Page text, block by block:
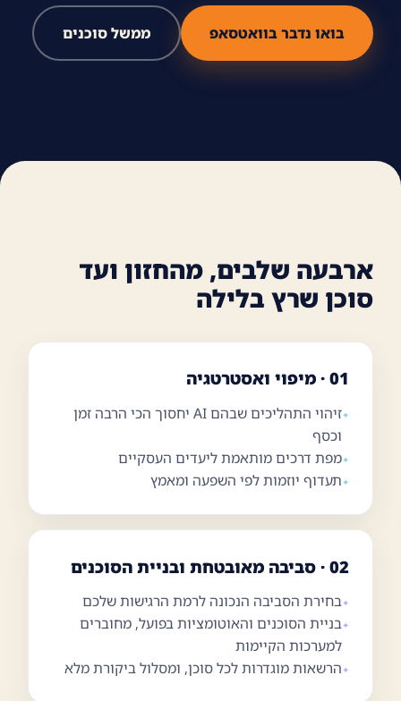
בואו נדבר בוואטסאפ ממשל סוכנים
ארבעה שלבים, מהחזון ועד
סוכן שרץ בלילה
01 · מיפוי ואסטרטגיה
זיהוי התהליכים שבהם AI יחסוך הכי הרבה זמן
וכסף
מפת דרכים מותאמת ליעדים העסקיים
תעדוף יוזמות לפי השפעה ומאמץ
02 · סביבה מאובטחת ובניית הסוכנים
בחירת הסביבה הנכונה לרמת הרגישות שלכם
בניית הסוכנים והאוטומציות בפועל, מחוברים
למערכות הקיימות
הרשאות מוגדרות לכל סוכן, ומסלול ביקורת מלא